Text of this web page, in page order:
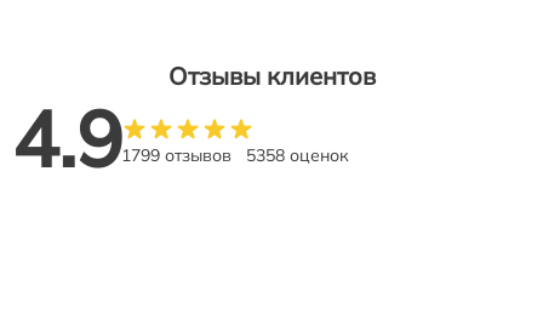
Отзывы клиентов
4.91799 отзывов 5358 оценок